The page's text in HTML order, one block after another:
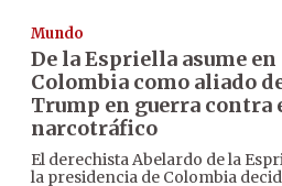
Mundo
De la Espriella asume en
Colombia como aliado
Trump en guerra contra
narcotráfico
El derechista Abelardo de la
la presidencia de Colombia